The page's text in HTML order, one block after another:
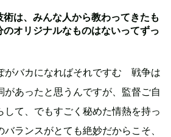
は、みんな人から教わってきたも
オリジナルなものはないってずっ
がバカになればそれですむ 戦争は
があったと思うんですが、監督ご自
して、でもすごく秘めた情熱を持っ
ランスがとても絶妙だからこそ、